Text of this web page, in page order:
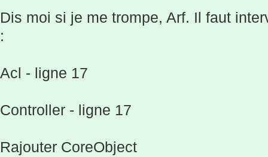
Dis moi si je me trompe, Arf. Il faut
:
Acl - ligne 17
Controller - ligne 17
Rajouter CoreObject